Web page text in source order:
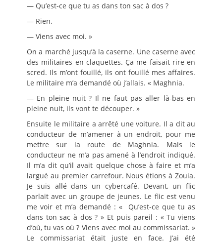
— Qu’est-ce que tu as dans ton sac à dos ?
— Rien.
— Viens avec moi. »
On a marché jusqu’à la caserne. Une caserne avec
des militaires en claquettes. Ça me faisait rire en
scred. Ils m’ont fouillé, ils ont fouillé mes affaires.
Le militaire m’a demandé où j’allais. « Maghnia.
— En pleine nuit ? Il ne faut pas aller là-bas en
pleine nuit, ils vont te découper. »
Ensuite le militaire a arrêté une voiture. Il a dit au
conducteur de m’amener à un endroit, pour me
mettre sur la route de Maghnia. Mais le
conducteur ne m’a pas amené à l’endroit indiqué.
Il m’a dit qu’il avait quelque chose à faire et m’a
largué au premier carrefour. Nous étions à Zouia.
Je suis allé dans un cybercafé. Devant, un flic
parlait avec un groupe de jeunes. Le flic est venu
me voir et m’a demandé : « Qu’est-ce que tu as
dans ton sac à dos ? » Et puis pareil : « Tu viens
d’où, tu vas où ? Viens avec moi au commissariat. »
Le commissariat était juste en face. J’ai été